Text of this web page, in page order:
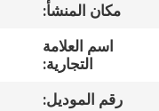
معلومات
مكان المنشأ:
اسم العلامة
التجارية:
رقم الموديل: